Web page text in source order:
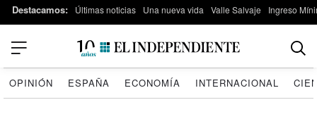
Destacamos: Últimas noticias Una nueva vida Valle Salvaje Ingreso
OPINIÓN ESPAÑA ECONOMÍA INTERNACIONAL